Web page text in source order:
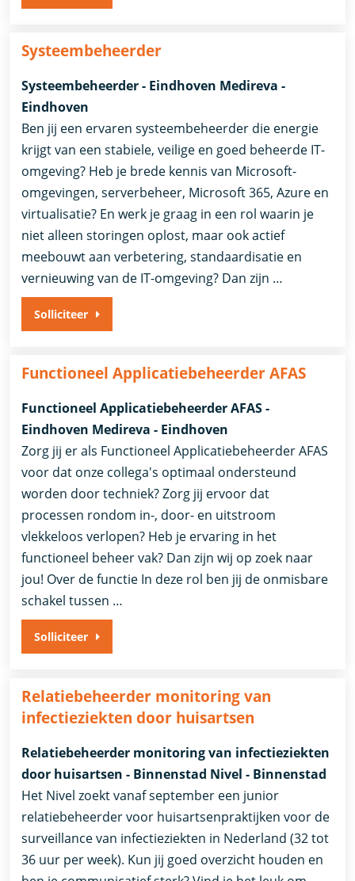
Systeembeheerder
Systeembeheerder - Eindhoven Medireva -
Eindhoven
Ben jij een ervaren systeembeheerder die energie
krijgt van een stabiele, veilige en goed beheerde IT-
omgeving? Heb je brede kennis van Microsoft-
omgevingen, serverbeheer, Microsoft 365, Azure en
virtualisatie? En werk je graag in een rol waarin je
niet alleen storingen oplost, maar ook actief
meebouwt aan verbetering, standaardisatie en
vernieuwing van de IT-omgeving? Dan zijn …
Solliciteer
Functioneel Applicatiebeheerder AFAS
Functioneel Applicatiebeheerder AFAS -
Eindhoven Medireva - Eindhoven
Zorg jij er als Functioneel Applicatiebeheerder AFAS
voor dat onze collega's optimaal ondersteund
worden door techniek? Zorg jij ervoor dat
processen rondom in-, door- en uitstroom
vlekkeloos verlopen? Heb je ervaring in het
functioneel beheer vak? Dan zijn wij op zoek naar
jou! Over de functie In deze rol ben jij de onmisbare
schakel tussen …
Solliciteer
Relatiebeheerder monitoring van
infectieziekten door huisartsen
Relatiebeheerder monitoring van infectieziekten
door huisartsen - Binnenstad Nivel - Binnenstad
Het Nivel zoekt vanaf september een junior
relatiebeheerder voor huisartsenpraktijken voor de
surveillance van infectieziekten in Nederland (32 tot
36 uur per week). Kun jij goed overzicht houden en